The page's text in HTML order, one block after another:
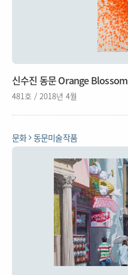
신수진 동문 Orange Blossom
481호 / 2018년 4월
문화 동문미술작품